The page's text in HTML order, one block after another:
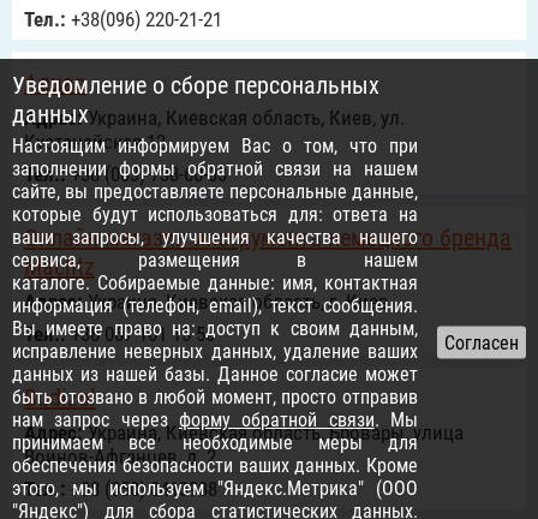
Тел.: +38(096) 220-21-21
Aquan
Адрес:Украина, Киевская область, Киев, ул.
Кустанайская 12
Тел.:+38 (063) 738-60-03
Онлайн магазин инструмента немецкого бренда
Мächtz
Адрес:Украина, Киевская область, г. Киев
Тел.:+38 067 101 15 50
Budizol
Адрес:Украина, Киевская область, Бровары, улица
Воинов-Афганцев, д. 2
Тел.: +38 (050) 0413988
Уведомление о сборе персональных
данных
Настоящим информируем Вас о том, что при
заполнении формы обратной связи на нашем
сайте, вы предоставляете персональные данные,
которые будут использоваться для: ответа на
ваши запросы, улучшения качества нашего
сервиса, размещения в нашем
каталоге. Собираемые данные: имя, контактная
информация (телефон, email), текст сообщения.
Вы имеете право на: доступ к своим данным,
исправление неверных данных, удаление ваших
данных из нашей базы. Данное согласие может
быть отозвано в любой момент, просто отправив
нам запрос черезформу обратной связи. Мы
принимаем все необходимые меры для
обеспечения безопасности ваших данных. Кроме
этого, мы используем "Яндекс.Метрика" (ООО
"Яндекс") для сбора статистических данных.